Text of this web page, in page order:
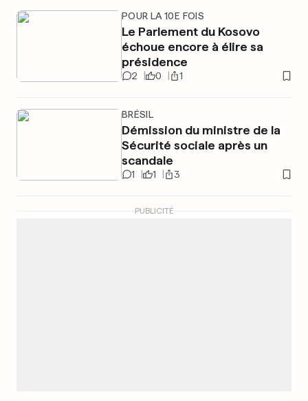
POUR LA 10E FOIS
Le Parlement du Kosovo
échoue encore à élire sa
présidence
2 0 1
BRÉSIL
Démission du ministre de la
Sécurité sociale après un
scandale
1 1 3
PUBLICITÉ